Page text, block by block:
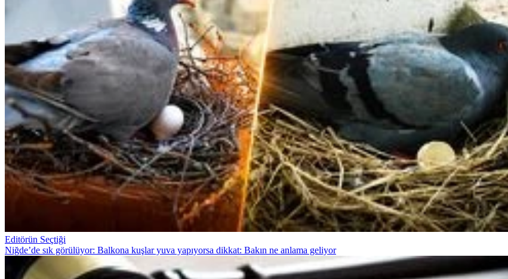
Editörün Seçtiği
Niğde’de sık görülüyor: Balkona kuşlar yuva yapıyorsa dikkat: Bakın ne anlama geliyor